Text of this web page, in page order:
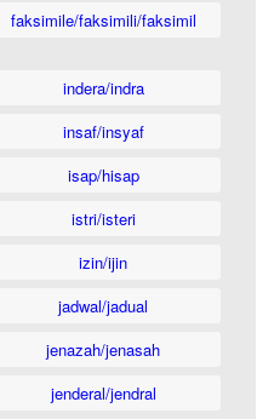
faksimile/faksimili/faksimil
indera/indra
insaf/insyaf
isap/hisap
istri/isteri
izin/ijin
jadwal/jadual
jenazah/jenasah
jenderal/jendral